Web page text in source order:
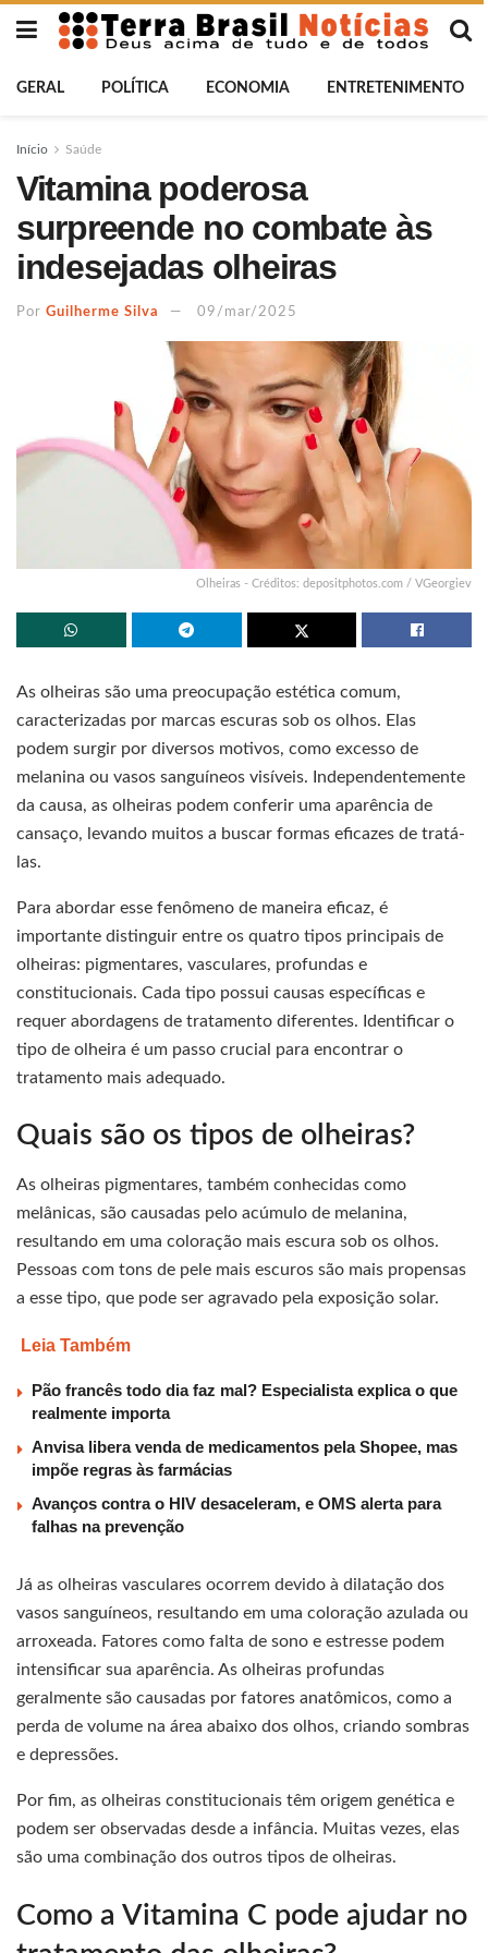
GERAL POLÍTICA ECONOMIA ENTRETENIMENTO
Início Saúde
Vitamina poderosa
surpreende no combate às
indesejadas olheiras
Por Guilherme Silva 09/mar/2025
Olheiras - Créditos: depositphotos.com / VGeorgiev
As olheiras são uma preocupação estética comum,
caracterizadas por marcas escuras sob os olhos. Elas
podem surgir por diversos motivos, como excesso de
melanina ou vasos sanguíneos visíveis. Independentemente
da causa, as olheiras podem conferir uma aparência de
cansaço, levando muitos a buscar formas eficazes de tratá-
las.
Para abordar esse fenômeno de maneira eficaz, é
importante distinguir entre os quatro tipos principais de
olheiras: pigmentares, vasculares, profundas e
constitucionais. Cada tipo possui causas específicas e
requer abordagens de tratamento diferentes. Identificar o
tipo de olheira é um passo crucial para encontrar o
tratamento mais adequado.
Quais são os tipos de olheiras?
As olheiras pigmentares, também conhecidas como
melânicas, são causadas pelo acúmulo de melanina,
resultando em uma coloração mais escura sob os olhos.
Pessoas com tons de pele mais escuros são mais propensas
a esse tipo, que pode ser agravado pela exposição solar.
Leia Também
Pão francês todo dia faz mal? Especialista explica o que
realmente importa
Anvisa libera venda de medicamentos pela Shopee, mas
impõe regras às farmácias
Avanços contra o HIV desaceleram, e OMS alerta para
falhas na prevenção
Já as olheiras vasculares ocorrem devido à dilatação dos
vasos sanguíneos, resultando em uma coloração azulada ou
arroxeada. Fatores como falta de sono e estresse podem
intensificar sua aparência. As olheiras profundas
geralmente são causadas por fatores anatômicos, como a
perda de volume na área abaixo dos olhos, criando sombras
e depressões.
Por fim, as olheiras constitucionais têm origem genética e
podem ser observadas desde a infância. Muitas vezes, elas
são uma combinação dos outros tipos de olheiras.
Como a Vitamina C pode ajudar no